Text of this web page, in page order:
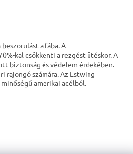
a fába. A
kal csökkenti a rezgést ütéskor. A
biztonság és védelem érdekében.
rajongó számára. Az Estwing
minőségű amerikai acélból.